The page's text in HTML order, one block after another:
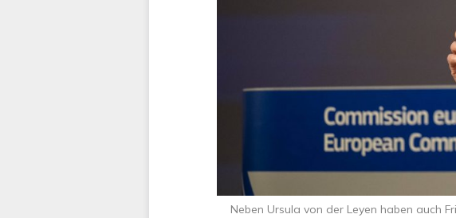
Neben Ursula von der Leyen haben auch